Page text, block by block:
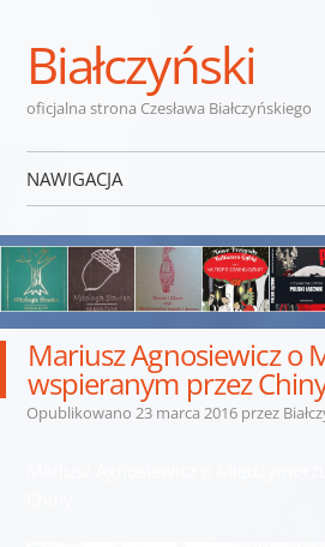
Białczyński
oficjalna strona Czesława Białczyńskiego
NAWIGACJA
Mariusz Agnosiewicz o
wspieranym przez
Opublikowano 23 marca 2016przez